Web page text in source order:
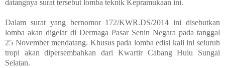
datangnya surat tersebut lomba teknik Kepramukaan ini.
Dalam surat yang bernomor 172/KWR.DS/2014 ini disebutkan
lomba akan digelar di Dermaga Pasar Senin Negara pada tanggal
25 November mendatang. Khusus pada lomba edisi kali ini seluruh
tropi akan dipersembahkan dari Kwartir Cabang Hulu Sungai
Selatan.